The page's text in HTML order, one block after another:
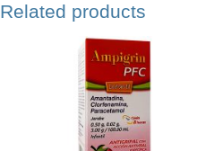
Related products